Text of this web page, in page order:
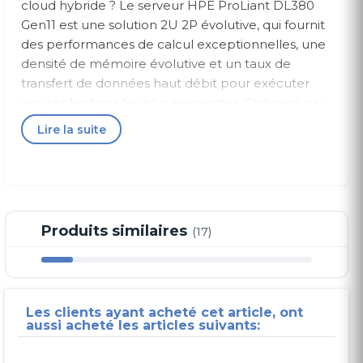
cloud hybride ? Le serveur HPE ProLiant DL380
Gen11 est une solution 2U 2P évolutive, qui fournit
des performances de calcul exceptionnelles, une
densité de mémoire évolutive et un taux de
transfert de données haut débit pour exécuter
des processeurs Intel® Xeon® Scalable de 4e et
5e génération avec jusqu’à 64 cœurs, 8 To de
défini par logiciel, le transcodage vidéo et les
applications virtualisées. Le serveur HPE ProLiant
DL380 Gen11 est conçu pour optimiser
fonctionnement cloud, une sécurité intégrée et
des performances optimisées pour les charges de
Lire la suite
Produits similaires (17)
Les clients ayant acheté cet article, ont
aussi acheté les articles suivants: